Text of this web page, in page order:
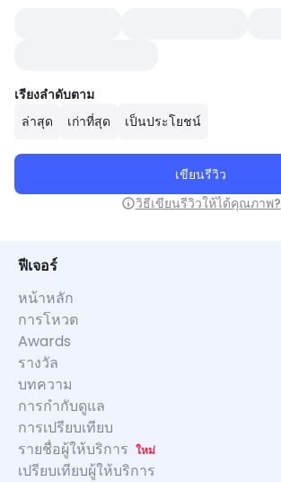
เรียงลำดับตาม
ล่าสุด
เก่าที่สุด เป็นประโยชน์
เขียนรีวิว
วิธีเขียนรีวิวให้ได้คุณภาพ?
ฟีเจอร์
หน้าหลัก
การโหวต
Awards
รางวัล
บทความ
การกำกับดูแล
การเปรียบเทียบ
รายชื่อผู้ให้บริการ ใหม่
เปรียบเทียบผู้ให้บริการ